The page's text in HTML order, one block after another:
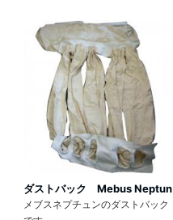
ダストバック Mebus Neptun
メブスネプチュンのダストバック